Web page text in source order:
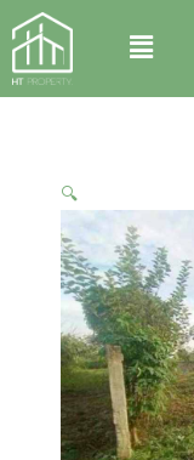
Skip
to
content
Menu
🔍